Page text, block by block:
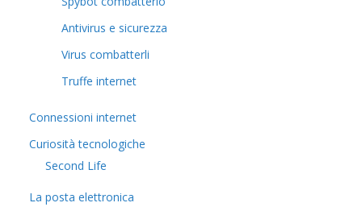
Antivirus e sicurezza
Virus combatterli
Truffe internet
Connessioni internet
Curiosità tecnologiche
​Second Life
La posta elettronica